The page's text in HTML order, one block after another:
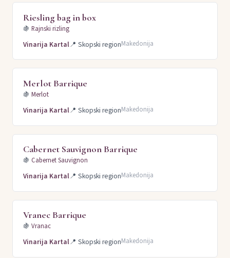
Riesling bag in box
🍇 Rajnski rizling
Vinarija Kartal📍 Skopski regionMakedonija
Merlot Barrique
🍇 Merlot
Vinarija Kartal📍 Skopski regionMakedonija
Cabernet Sauvignon Barrique
🍇 Cabernet Sauvignon
Vinarija Kartal📍 Skopski regionMakedonija
Vranec Barrique
🍇 Vranac
Vinarija Kartal📍 Skopski regionMakedonija